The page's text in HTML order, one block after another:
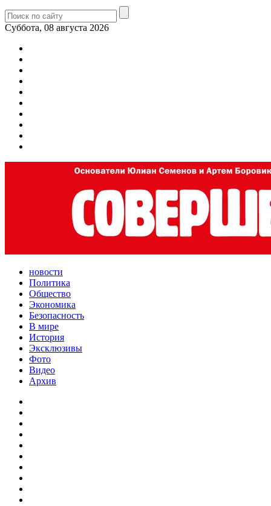
Суббота, 08 августа 2026
новости
Политика
Общество
Экономика
Безопасность
В мире
История
Эксклюзивы
Фото
Видео
Архив